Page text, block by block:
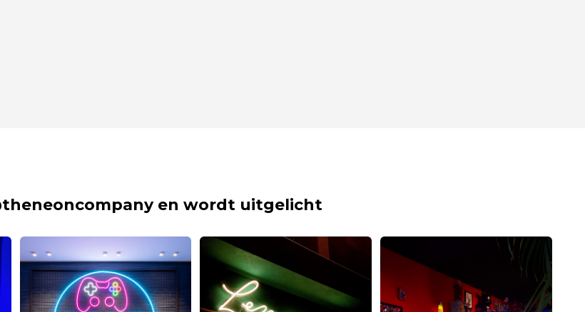
en wordt uitgelicht